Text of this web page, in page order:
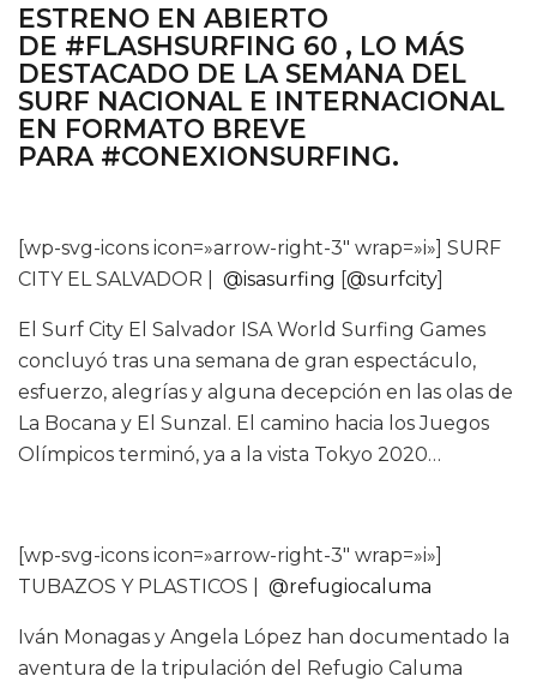
ESTRENO EN ABIERTO
DE #FLASHSURFING 60 , LO MÁS
DESTACADO DE LA SEMANA DEL
SURF NACIONAL E INTERNACIONAL
EN FORMATO BREVE
PARA #CONEXIONSURFING.
[wp-svg-icons icon=»arrow-right-3″ wrap=»i»] SURF
CITY EL SALVADOR | @isasurfing @surfcity
El Surf City El Salvador ISA World Surfing Games
concluyó tras una semana de gran espectáculo,
esfuerzo, alegrías y alguna decepción en las olas de
La Bocana y El Sunzal. El camino hacia los Juegos
Olímpicos terminó, ya a la vista Tokyo 2020…
[wp-svg-icons icon=»arrow-right-3″ wrap=»i»]
TUBAZOS Y PLASTICOS | @refugiocaluma
Iván Monagas y Angela López han documentado la
aventura de la tripulación del Refugio Caluma